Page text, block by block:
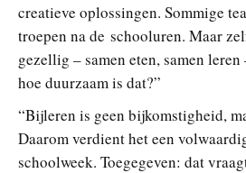
creatieve oplossingen. Sommige
troepen na de schooluren. Maar
gezellig – samen eten, samen
hoe duurzaam is dat?”
“Bijleren is geen bijkomstigheid,
Daarom verdient het een
schoolweek. Toegegeven: dat